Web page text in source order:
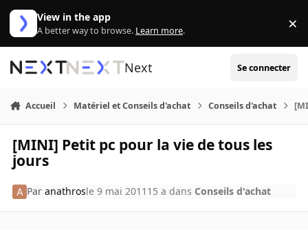
Aller au contenu
View in the app
A better way to browse. Learn more. ×
Next Se connecter
Accueil Matériel et Conseils d'achat Conseils d'achat
[MINI] Petit pc pour la vie de tous les
jours
Paranathrosle 9 mai 2011 15 a dans Conseils d'achat